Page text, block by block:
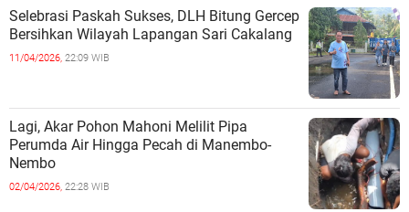
Selebrasi Paskah Sukses, DLH Bitung Gercep
Bersihkan Wilayah Lapangan Sari Cakalang
11/04/2026, 22:09 WIB
Lagi, Akar Pohon Mahoni Melilit Pipa
Perumda Air Hingga Pecah di Manembo-
Nembo
02/04/2026, 22:28 WIB